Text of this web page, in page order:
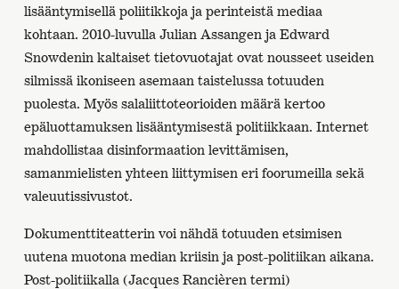
lisääntymisellä poliitikkoja ja perinteistä mediaa
kohtaan. 2010-luvulla Julian Assangen ja Edward
Snowdenin kaltaiset tietovuotajat ovat nousseet useiden
silmissä ikoniseen asemaan taistelussa totuuden
puolesta. Myös salaliittoteorioiden määrä kertoo
epäluottamuksen lisääntymisestä politiikkaan. Internet
mahdollistaa disinformaation levittämisen,
samanmielisten yhteen liittymisen eri foorumeilla sekä
valeuutissivustot.
Dokumenttiteatterin voi nähdä totuuden etsimisen
uutena muotona median kriisin ja post-politiikan aikana.
Post-politiikalla (Jacques Rancièren termi)